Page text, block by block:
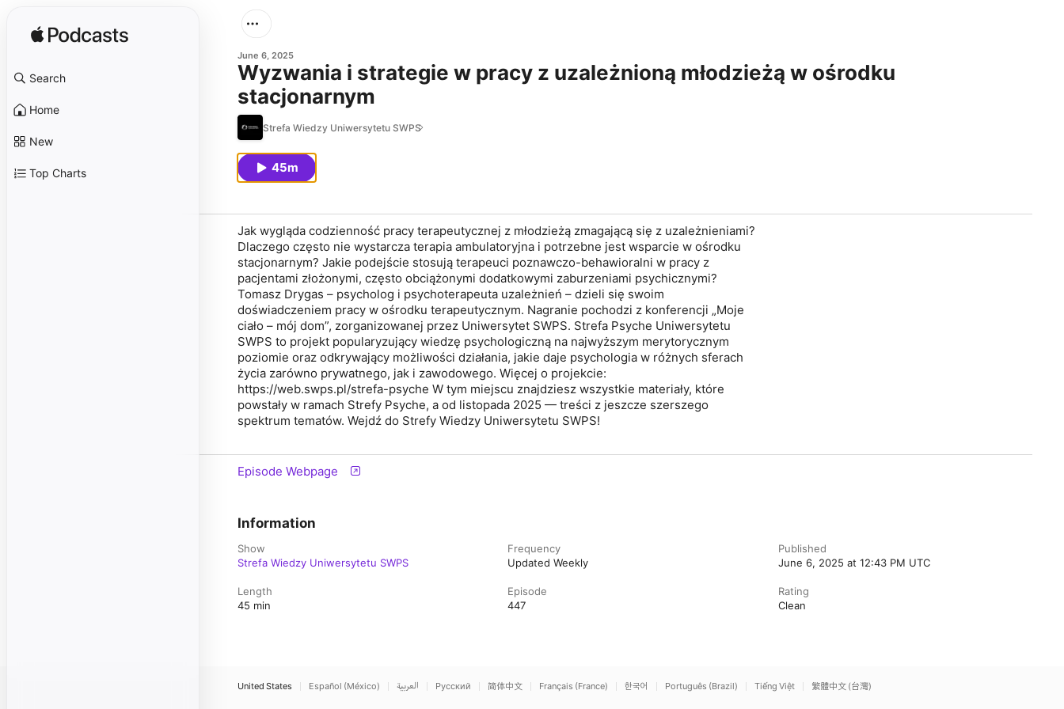
Search
Home
New
Top Charts
June 6, 2025
Wyzwania i strategie w pracy z uzależnioną młodzieżą w ośrodku
stacjonarnym
Strefa Wiedzy Uniwersytetu SWPS
45m
Jak wygląda codzienność pracy terapeutycznej z młodzieżą zmagającą się z uzależnieniami?
Dlaczego często nie wystarcza terapia ambulatoryjna i potrzebne jest wsparcie w ośrodku
stacjonarnym? Jakie podejście stosują terapeuci poznawczo-behawioralni w pracy z
pacjentami złożonymi, często obciążonymi dodatkowymi zaburzeniami psychicznymi?
Tomasz Drygas – psycholog i psychoterapeuta uzależnień – dzieli się swoim
doświadczeniem pracy w ośrodku terapeutycznym. Nagranie pochodzi z konferencji „Moje
ciało – mój dom”, zorganizowanej przez Uniwersytet SWPS. Strefa Psyche Uniwersytetu
SWPS to projekt popularyzujący wiedzę psychologiczną na najwyższym merytorycznym
poziomie oraz odkrywający możliwości działania, jakie daje psychologia w różnych sferach
życia zarówno prywatnego, jak i zawodowego. Więcej o projekcie:
https://web.swps.pl/strefa-psyche W tym miejscu znajdziesz wszystkie materiały, które
powstały w ramach Strefy Psyche, a od listopada 2025 — treści z jeszcze szerszego
spektrum tematów. Wejdź do Strefy Wiedzy Uniwersytetu SWPS!
Episode Webpage
Information
Show
Strefa Wiedzy Uniwersytetu SWPS
Frequency
Updated Weekly
Published
June 6, 2025 at 12:43 PM UTC
Length
45 min
Episode
447
Rating
Clean
United States Español (México) العربية Русский 简体中文 Français (France) 한국어 Português (Brazil) Tiếng Việt 繁體中文 (台灣)